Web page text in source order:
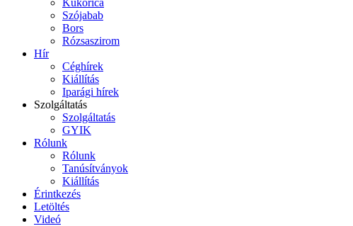
Kukorica
Szójabab
Bors
Rózsaszirom
Hír
Céghírek
Kiállítás
Iparági hírek
Szolgáltatás
Szolgáltatás
GYIK
Rólunk
Rólunk
Tanúsítványok
Kiállítás
Érintkezés
Letöltés
Videó